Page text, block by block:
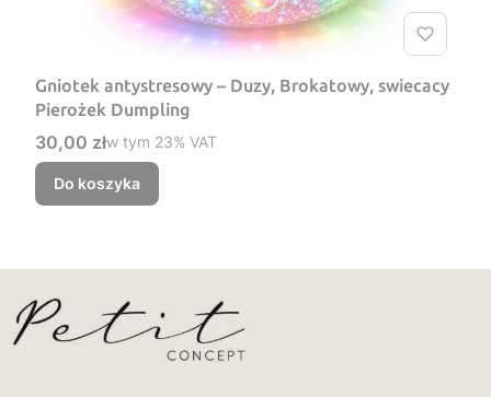
Gniotek antystresowy – Duzy, Brokatowy, swiecacy
Pierożek Dumpling
Cena brutto
30,00 złw tym %s VAT
w tym 23% VAT
Do koszyka